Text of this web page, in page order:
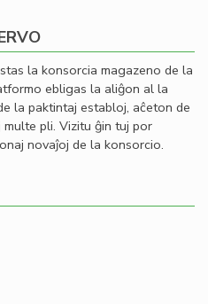
la konsorcia magazeno de la
ebligas la aliĝon al la
la paktintaj establoj, aĉeton de
pli. Vizitu ĝin tuj por
novaĵoj de la konsorcio.